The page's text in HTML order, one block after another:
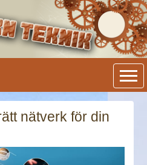
nätverk för din